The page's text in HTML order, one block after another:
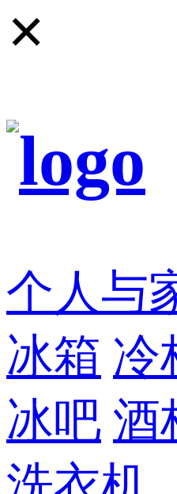
✕
个人与
冰箱 冷
冰吧 酒